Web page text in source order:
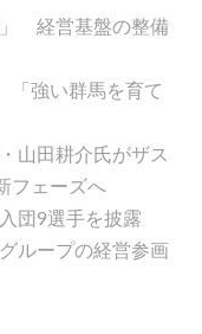
」 経営基盤の整備
強い群馬を育て
山田耕介氏がザス
フェーズへ
団9選手を披露
ループの経営参画